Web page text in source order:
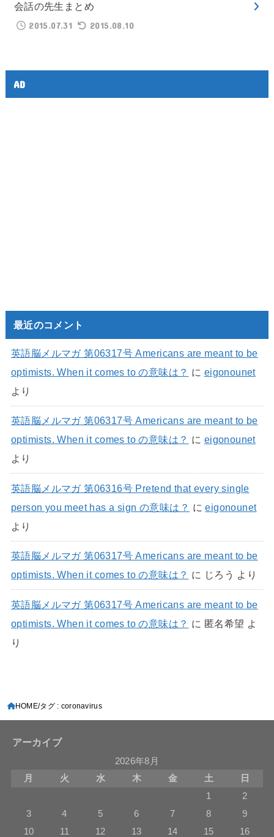
会話の先生まとめ
2015.07.31
2015.08.10
AD
最近のコメント
英語脳メルマガ 第06317号 Americans are meant to be
optimists. When it comes to の意味は？ に eigonounet
より
英語脳メルマガ 第06317号 Americans are meant to be
optimists. When it comes to の意味は？ に eigonounet
より
英語脳メルマガ 第06316号 Pretend that every single
person you meet has a sign の意味は？ にeigonounet
より
英語脳メルマガ 第06317号 Americans are meant to be
optimists. When it comes to の意味は？ に じろう より
英語脳メルマガ 第06317号 Americans are meant to be
optimists. When it comes to の意味は？ に 匿名希望 よ
り
HOME タグ : coronavirus
アーカイブ
2026年8月
月
火 水 木 金 土
日
1
2
3
4 5 6 7 8
9
10
11 12 13 14 15 16